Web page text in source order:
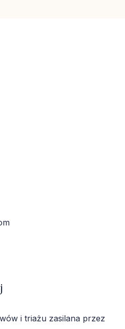
i triażu zasilana przez